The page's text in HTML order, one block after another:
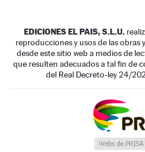
EDICIONES EL PAIS, S.L.U.
reproducciones y usos de las obras
desde este sitio web a medios de
que resulten adecuados a tal fin de
del Real Decreto-ley 24/